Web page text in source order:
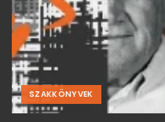
SZAKKÖNYVEK